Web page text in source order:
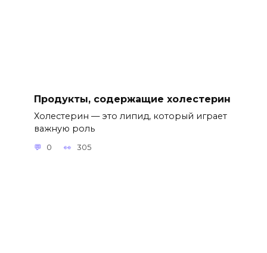
Продукты, содержащие холестерин
Холестерин — это липид, который играет
важную роль
0 305